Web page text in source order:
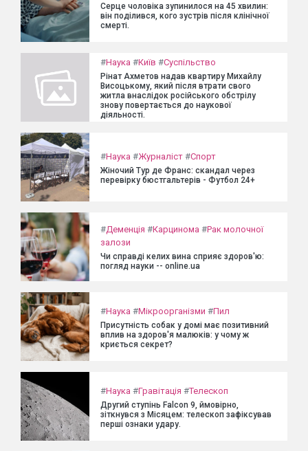
Серце чоловіка зупинилося на 45 хвилин:
він поділився, кого зустрів після клінічної
смерті.
#Наука #Київ #Суспільство
Рінат Ахметов надав квартиру Михайлу
Висоцькому, який після втрати свого
житла внаслідок російського обстрілу
знову повертається до наукової
діяльності.
#Наука #Журналіст #Спорт
Жіночий Тур де Франс: скандал через
перевірку бюстгальтерів - Футбол 24+
#Деменція #Карцинома #Рак молочної
залози
Чи справді келих вина сприяє здоров'ю:
погляд науки -- online.ua
#Наука #Мікроорганізми #Пил
Присутність собак у домі має позитивний
вплив на здоров'я малюків: у чому ж
криється секрет?
#Наука #Гравітація #Телескоп
Другий ступінь Falcon 9, ймовірно,
зіткнувся з Місяцем: телескоп зафіксував
перші ознаки удару.